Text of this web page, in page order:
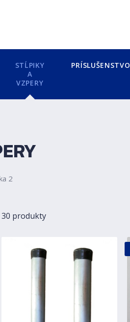
STĹPIKY
A
VZPERY
PRÍSLUŠENSTVO
2
30 produkty